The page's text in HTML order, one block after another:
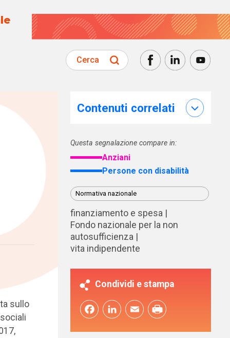
Cerca
sullo
Contenuti correlati
Questa segnalazione compare in:
Anziani
Persone con disabilità
Normativa nazionale
finanziamento e spesa
Fondo nazionale per la non
autosufficienza
vita indipendente
Condividi e stampa
FacebookLinkedInEmail